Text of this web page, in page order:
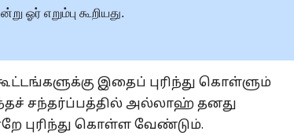
ஓர் எறும்பு கூறியது.
இதைப் புரிந்து கொள்ளும்
சந்தர்ப்பத்தில் அல்லாஹ் தனது
புரிந்து கொள்ள வேண்டும்.